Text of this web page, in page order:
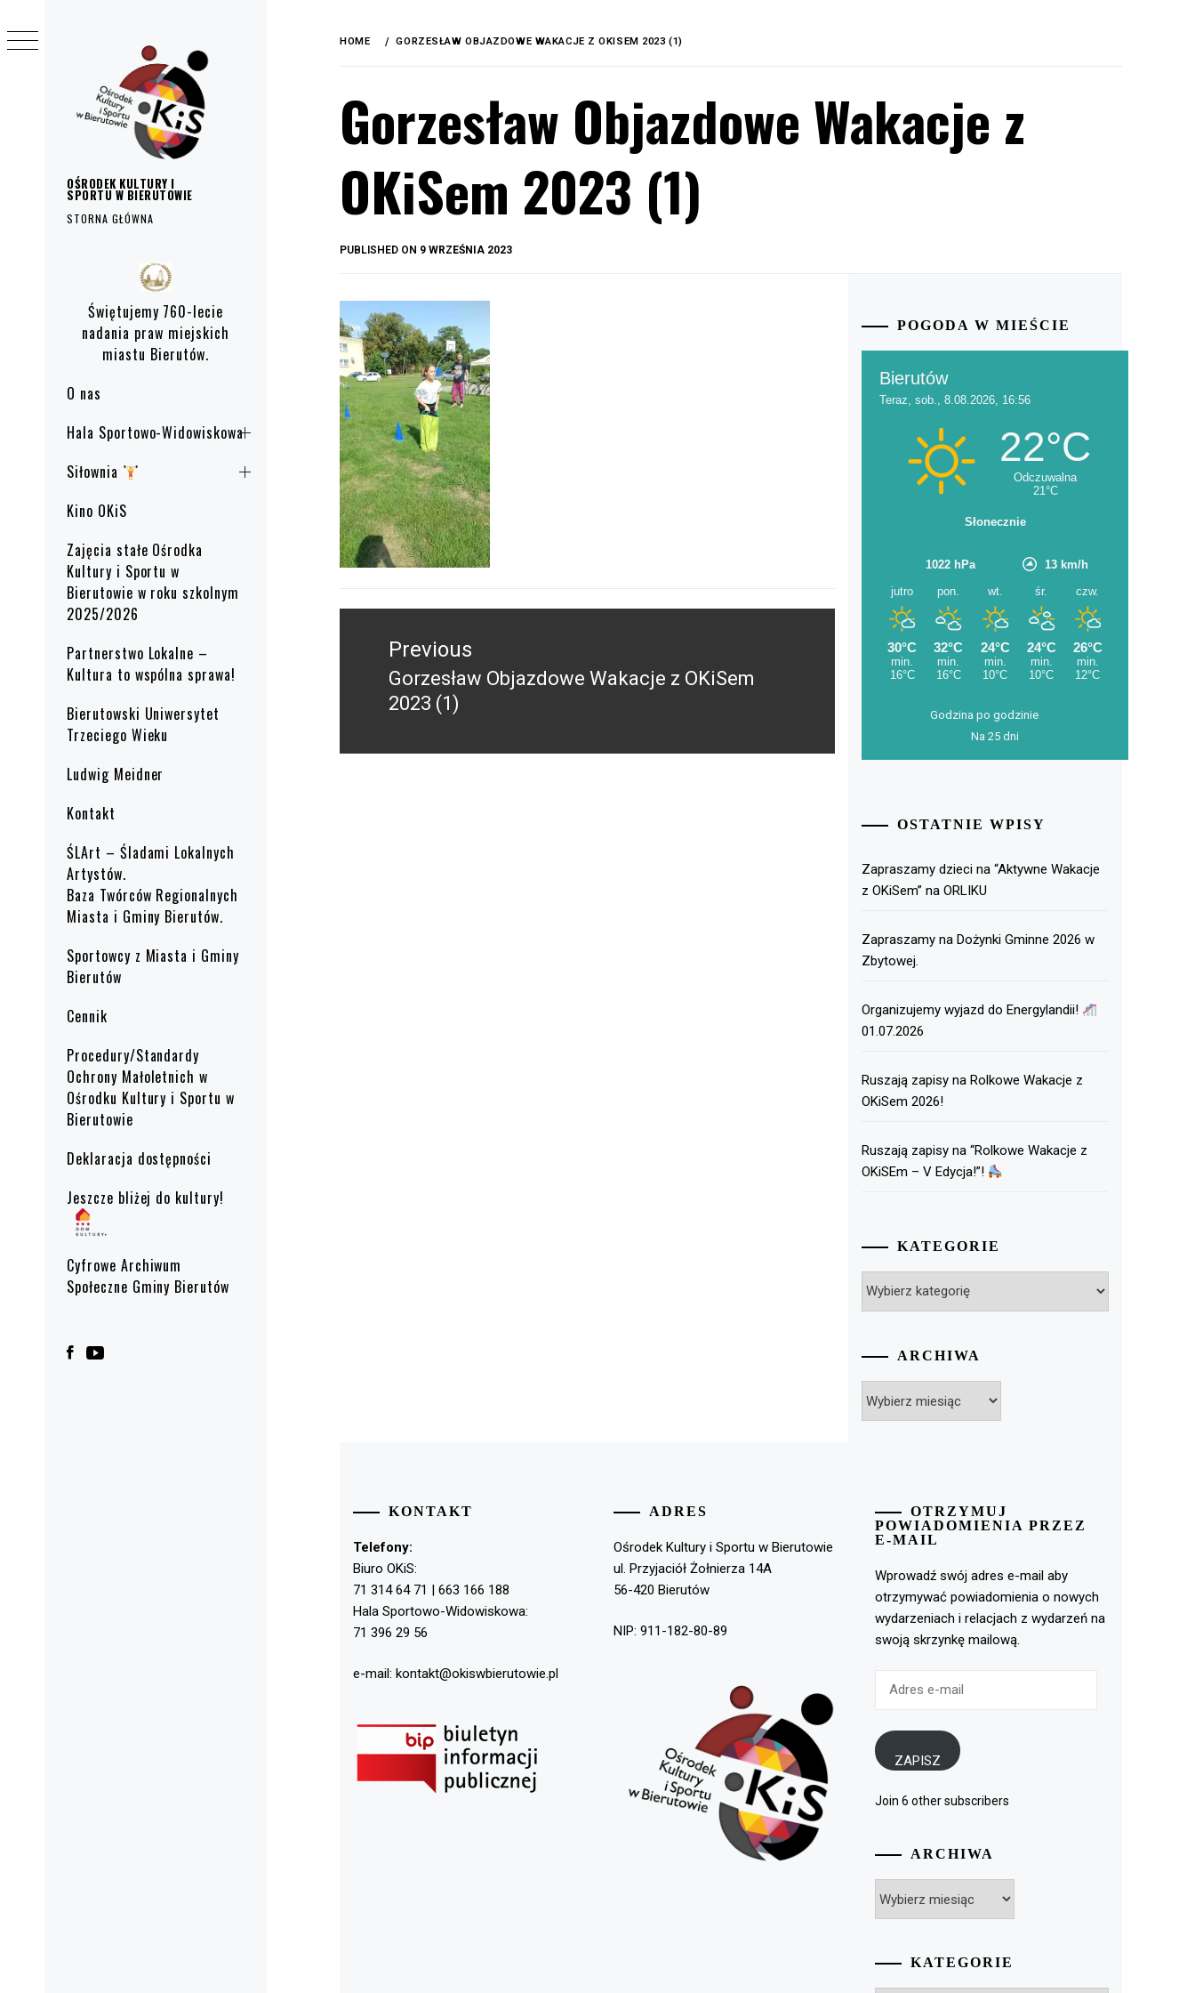
OŚRODEK KULTURY I
SPORTU W BIERUTOWIE
STORNA GŁÓWNA
Świętujemy 760-lecie
nadania praw miejskich
miastu Bierutów.
O nas
Hala Sportowo-Widowiskowa
Siłownia
Kino OKiS
Zajęcia stałe Ośrodka
Kultury i Sportu w
Bierutowie w roku szkolnym
2025/2026
Partnerstwo Lokalne –
Kultura to wspólna sprawa!
Bierutowski Uniwersytet
Trzeciego Wieku
Ludwig Meidner
Kontakt
ŚLArt – Śladami Lokalnych
Artystów.
Baza Twórców Regionalnych
Miasta i Gminy Bierutów.
Sportowcy z Miasta i Gminy
Bierutów
Cennik
Procedury/Standardy
Ochrony Małoletnich w
Ośrodku Kultury i Sportu w
Bierutowie
Deklaracja dostępności
Jeszcze bliżej do kultury!
Cyfrowe Archiwum
Społeczne Gminy Bierutów
HOME GORZESŁAW OBJAZDOWE WAKACJE Z OKISEM 2023 (1)
Gorzesław Objazdowe Wakacje z
OKiSem 2023 (1)
PUBLISHED ON 9 WRZEŚNIA 2023
wpisuPrevious
Previous
post:
Gorzesław Objazdowe Wakacje z OKiSem
2023 (1)
POGODA W MIEŚCIE
Godzina po godzinie
Na 25 dni
OSTATNIE WPISY
Zapraszamy dzieci na “Aktywne Wakacje
z OKiSem” na ORLIKU
Zapraszamy na Dożynki Gminne 2026 w
Zbytowej.
Organizujemy wyjazd do Energylandii!
01.07.2026
Ruszają zapisy na Rolkowe Wakacje z
OKiSem 2026!
Ruszają zapisy na “Rolkowe Wakacje z
OKiSEm – V Edycja!”!
KATEGORIE
ARCHIWA
KONTAKT
Telefony:
Biuro OKiS:
71 314 64 71 | 663 166 188
Hala Sportowo-Widowiskowa:
71 396 29 56
e-mail: kontakt@okiswbierutowie.pl
ADRES
Ośrodek Kultury i Sportu w Bierutowie
ul. Przyjaciół Żołnierza 14A
56-420 Bierutów
NIP: 911-182-80-89
OTRZYMUJ
POWIADOMIENIA PRZEZ
E-MAIL
Wprowadź swój adres e-mail aby
otrzymywać powiadomienia o nowych
wydarzeniach i relacjach z wydarzeń na
swoją skrzynkę mailową.
ZAPISZ
Join 6 other subscribers
ARCHIWA
KATEGORIE